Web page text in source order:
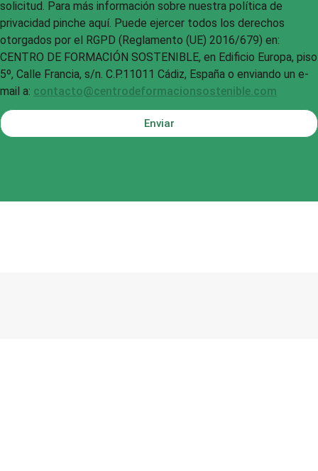
solicitud. Para más información sobre nuestra política de
privacidad pinche aquí. Puede ejercer todos los derechos
otorgados por el RGPD (Reglamento (UE) 2016/679) en:
CENTRO DE FORMACIÓN SOSTENIBLE, en Edificio Europa, piso
5º, Calle Francia, s/n. C.P.11011 Cádiz, España o enviando un e-
mail a: contacto@centrodeformacionsostenible.com
Enviar